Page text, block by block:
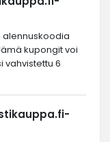
alennuskoodia
kupongit voi
vahvistettu 6